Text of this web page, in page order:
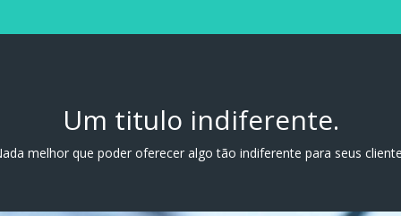
Um titulo indiferente.
melhor que poder oferecer algo tão indiferente para seus